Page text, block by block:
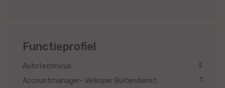
Functieprofiel
Autotechnicus
3
Accountmanager- Verkoper Buitendienst
1